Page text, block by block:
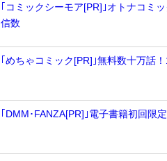
｢コミックシーモア[PR]｣オトナコミ
信数
｢めちゃコミック[PR]｣無料数十万話
｢DMM･FANZA[PR]｣電子書籍初回